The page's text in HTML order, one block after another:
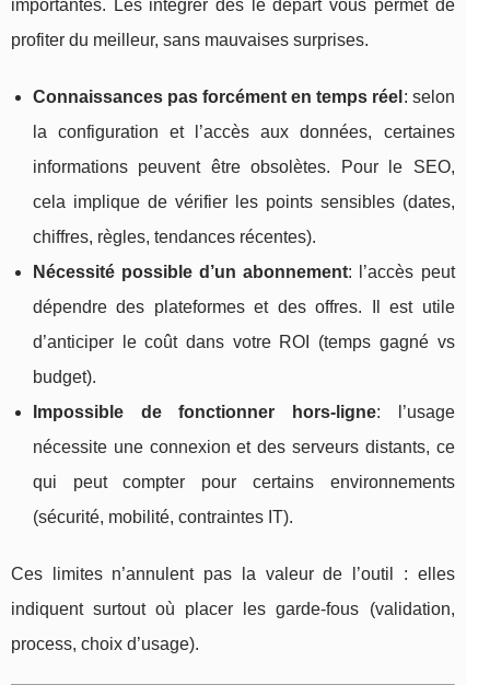
importantes. Les intégrer dès le départ vous permet de
profiter du meilleur, sans mauvaises surprises.
Connaissances pas forcément en temps réel : selon
la configuration et l’accès aux données, certaines
informations peuvent être obsolètes. Pour le SEO,
cela implique de vérifier les points sensibles (dates,
chiffres, règles, tendances récentes).
Nécessité possible d’un abonnement: l’accès peut
dépendre des plateformes et des offres. Il est utile
d’anticiper le coût dans votre ROI (temps gagné vs
budget).
Impossible de fonctionner hors-ligne: l’usage
nécessite une connexion et des serveurs distants, ce
qui peut compter pour certains environnements
(sécurité, mobilité, contraintes IT).
Ces limites n’annulent pas la valeur de l’outil : elles
indiquent surtout où placer les garde-fous (validation,
process, choix d’usage).